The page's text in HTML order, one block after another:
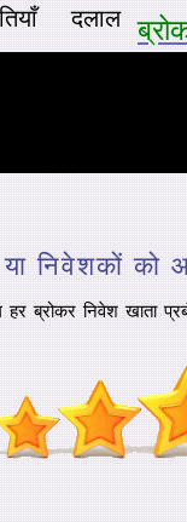
दलाल
निवेशकों को
ब्रोकर निवेश खाता